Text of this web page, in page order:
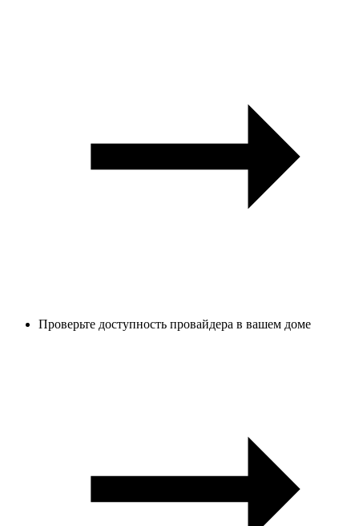
Проверьте доступность провайдера в вашем доме